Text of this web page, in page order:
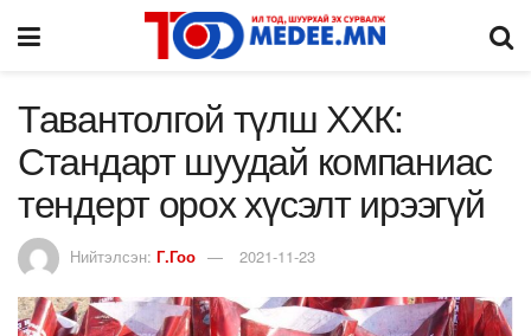
Тавантолгой түлш ХХК:
Стандарт шуудай компаниас
тендерт орох хүсэлт ирээгүй
Нийтэлсэн: Г.Гоо 2021-11-23